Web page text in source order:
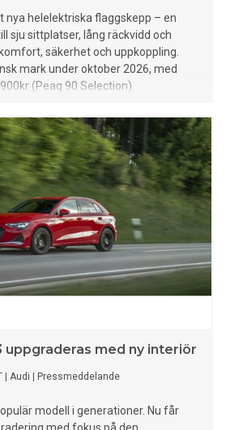
nya helelektriska flaggskepp – en
sju sittplatser, lång räckvidd och
säkerhet och uppkoppling.
mark under oktober 2026, med
(Peaq 90 Selection).
uppgraderas med ny interiör
Audi Pressmeddelande
modell i generationer. Nu får